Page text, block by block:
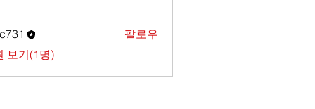
팔로우
보기(1명)